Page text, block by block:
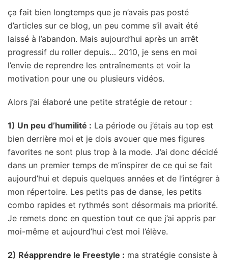
ça fait bien longtemps que je n’avais pas posté
d’articles sur ce blog, un peu comme s’il avait été
laissé à l’abandon. Mais aujourd’hui après un arrêt
progressif du roller depuis… 2010, je sens en moi
l’envie de reprendre les entraînements et voir la
motivation pour une ou plusieurs vidéos.
Alors j’ai élaboré une petite stratégie de retour :
1) Un peu d’humilité : La période ou j’étais au top est
bien derrière moi et je dois avouer que mes figures
favorites ne sont plus trop à la mode. J’ai donc décidé
dans un premier temps de m’inspirer de ce qui se fait
aujourd’hui et depuis quelques années et de l’intégrer à
mon répertoire. Les petits pas de danse, les petits
combo rapides et rythmés sont désormais ma priorité.
Je remets donc en question tout ce que j’ai appris par
moi-même et aujourd’hui c’est moi l’élève.
2) Réapprendre le Freestyle : ma stratégie consiste à